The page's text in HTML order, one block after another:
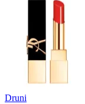
Druni